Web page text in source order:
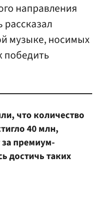
направления
музыке, носимых
победить
что количество
40 млн,
за премиум-
достичь таких